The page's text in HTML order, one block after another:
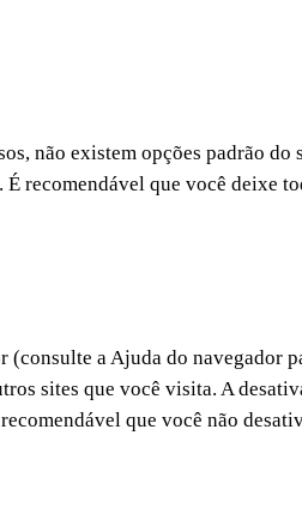
não existem opções padrão do
recomendável que você deixe
a Ajuda do navegador
sites que você visita. A
que você não